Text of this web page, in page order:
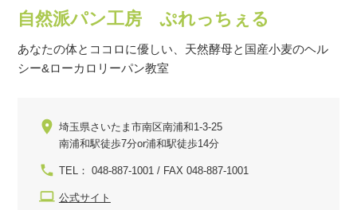
自然派パン工房 ぷれっちぇる
あなたの体とココロに優しい、天然酵母と国産小麦のヘル
シー&ローカロリーパン教室
埼玉県さいたま市南区南浦和1-3-25
南浦和駅徒歩7分or浦和駅徒歩14分
TEL： 048-887-1001 / FAX 048-887-1001
公式サイト